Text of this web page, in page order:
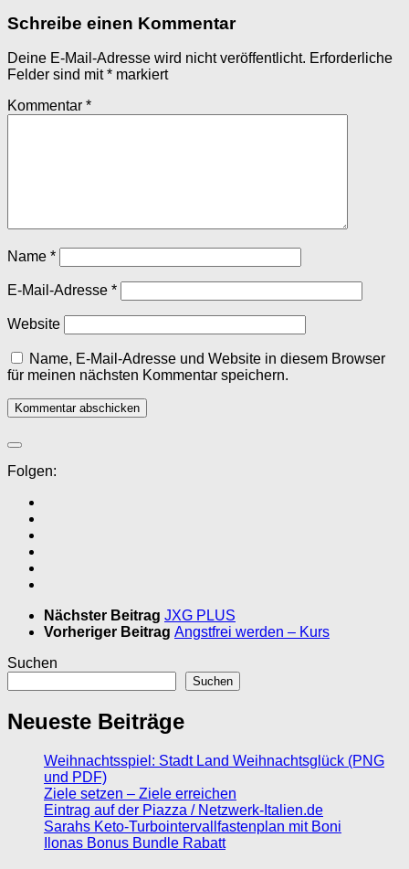
Schreibe einen Kommentar
Deine E-Mail-Adresse wird nicht veröffentlicht. Erforderliche
Felder sind mit* markiert
Kommentar *
Name *
E-Mail-Adresse *
Website
Name, E-Mail-Adresse und Website in diesem Browser
für meinen nächsten Kommentar speichern.
Folgen:
Nächster Beitrag JXG PLUS
Vorheriger Beitrag Angstfrei werden – Kurs
Suchen
Suchen
Neueste Beiträge
Weihnachtsspiel: Stadt Land Weihnachtsglück (PNG
und PDF)
Ziele setzen – Ziele erreichen
Eintrag auf der Piazza / Netzwerk-Italien.de
Sarahs Keto-Turbointervallfastenplan mit Boni
Ilonas Bonus Bundle Rabatt